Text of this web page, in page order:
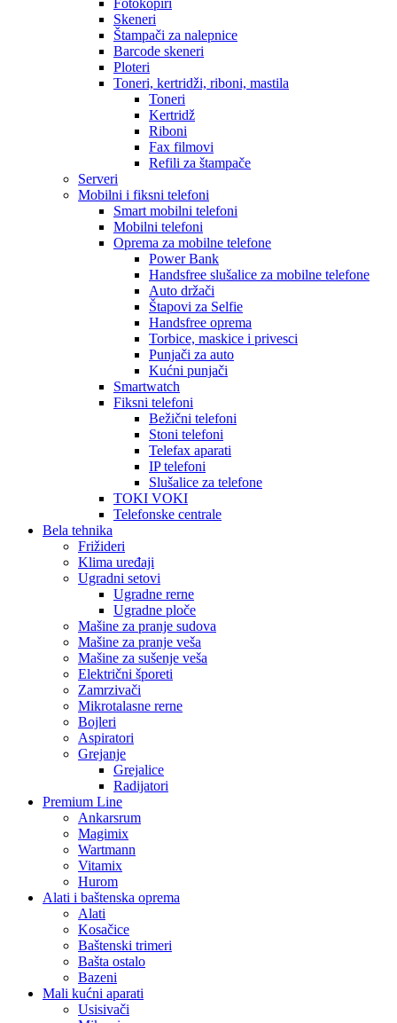
Fotokopiri
Skeneri
Štampači za nalepnice
Barcode skeneri
Ploteri
Toneri, kertridži, riboni, mastila
Toneri
Kertridž
Riboni
Fax filmovi
Refili za štampače
Serveri
Mobilni i fiksni telefoni
Smart mobilni telefoni
Mobilni telefoni
Oprema za mobilne telefone
Power Bank
Handsfree slušalice za mobilne telefone
Auto držači
Štapovi za Selfie
Handsfree oprema
Torbice, maskice i privesci
Punjači za auto
Kućni punjači
Smartwatch
Fiksni telefoni
Bežični telefoni
Stoni telefoni
Telefax aparati
IP telefoni
Slušalice za telefone
TOKI VOKI
Telefonske centrale
Bela tehnika
Frižideri
Klima uređaji
Ugradni setovi
Ugradne rerne
Ugradne ploče
Mašine za pranje sudova
Mašine za pranje veša
Mašine za sušenje veša
Električni šporeti
Zamrzivači
Mikrotalasne rerne
Bojleri
Aspiratori
Grejanje
Grejalice
Radijatori
Premium Line
Ankarsrum
Magimix
Wartmann
Vitamix
Hurom
Alati i baštenska oprema
Alati
Kosačice
Baštenski trimeri
Bašta ostalo
Bazeni
Mali kućni aparati
Usisivači